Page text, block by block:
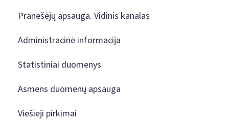
Pranešėjų apsauga. Vidinis kanalas
Administracinė informacija
Statistiniai duomenys
Asmens duomenų apsauga
Viešieji pirkimai